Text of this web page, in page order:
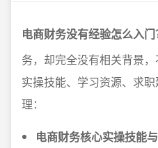
电商财务没有经验怎么入门
务，却完全没有相关背景
实操技能、学习资源、求
理：
电商财务核心实操技能